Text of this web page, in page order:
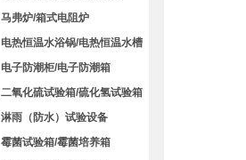
马弗炉/箱式电阻炉
电热恒温水浴锅/电热恒温水槽
电子防潮柜/电子防潮箱
二氧化硫试验箱/硫化氢试验箱
淋雨（防水）试验设备
霉菌试验箱/霉菌培养箱